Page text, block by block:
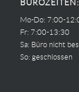
BÜROZEITEN:
Mo-Do: 7:00-
Fr: 7:00-13:30
Sa: Büro nicht
So: geschlossen